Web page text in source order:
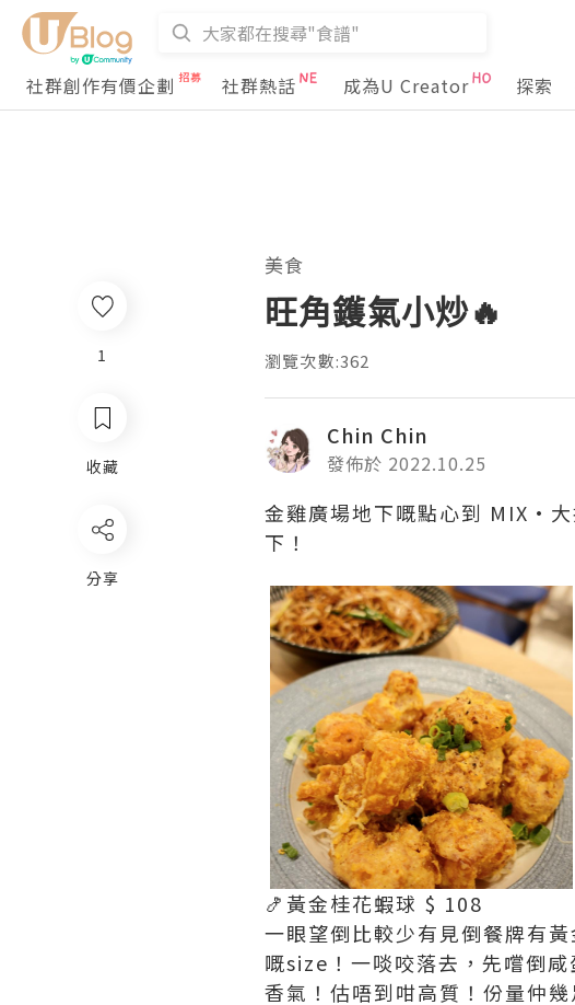
社群創作有價企劃 社群熱話 成為U Creator 探索
美食
旺角鑊氣小炒🔥
瀏覽次數:362
Chin Chin
發佈於 2022.10.25
金雞廣場地下嘅點心到 MIX·
下！
🍤黃金桂花蝦球 $ 108
一眼望倒比較少有見倒餐牌有
嘅size！一啖咬落去，先嚐倒
香氣！估唔到咁高質！份量仲幾
0
收藏
分享